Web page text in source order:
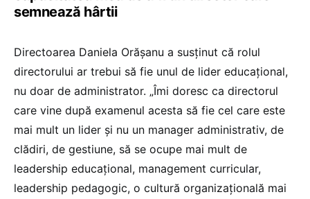
semnează hârtii
Directoarea Daniela Orășanu a susținut că rolul
directorului ar trebui să fie unul de lider educațional,
nu doar de administrator. „Îmi doresc ca directorul
care vine după examenul acesta să fie cel care este
mai mult un lider și nu un manager administrativ, de
clădiri, de gestiune, să se ocupe mai mult de
leadership educațional, management curricular,
leadership pedagogic, o cultură organizațională mai